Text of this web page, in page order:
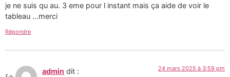
je ne suis qu au. 3 eme pour l instant mais ça aide de voir le
tableau …merci
Répondre
admin dit : 24 mars 2025 à 3:59 pm